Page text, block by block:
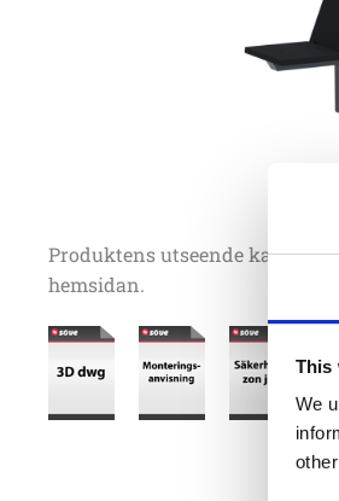
This
We
Produktens utseende kan
hemsidan.